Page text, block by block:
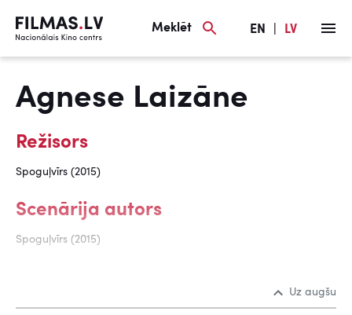
Meklēt EN LV
Agnese Laizāne
Režisors
Spoguļvīrs (2015)
Scenārija autors
Spoguļvīrs (2015)
Uz augšu